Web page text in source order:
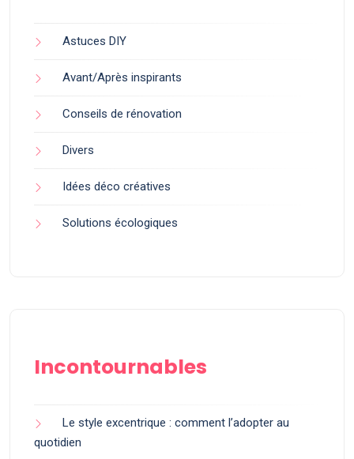
Astuces DIY
Avant/Après inspirants
Conseils de rénovation
Divers
Idées déco créatives
Solutions écologiques
Incontournables
Le style excentrique : comment l’adopter au
quotidien